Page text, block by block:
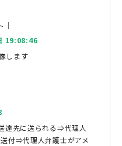
｜
19:08:46
します
達先に送られる⇒代理人
付⇒代理人弁護士がアメ